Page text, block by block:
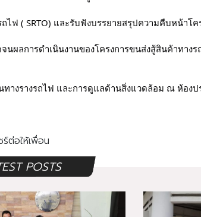
ไฟ ( SRTO) และรับฟังบรรยายสรุปความคืบหน้าโ
ผลการดำเนินงานของโครงการขนส่งสู้สินค้าทางร
างรางรถไฟ และการดูแลด้านสิ่งแวดล้อม ณ ห้อง
ร์ต่อให้เพื่อน
POSTS